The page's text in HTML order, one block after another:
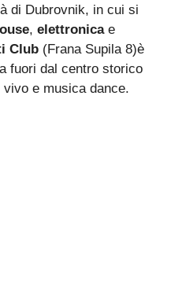
di Dubrovnik, in cui si
, elettronicae
Club (Frana Supila 8)è
fuori dal centro storico
e musica dance.